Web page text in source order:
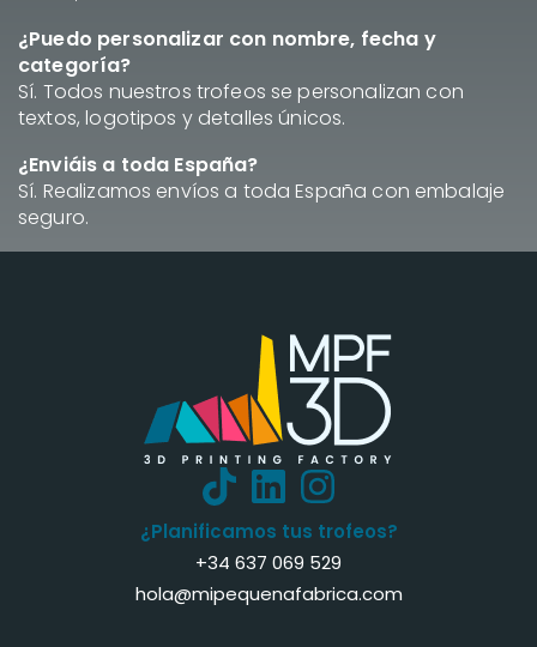
¿Puedo personalizar con nombre, fecha y
categoría?
Sí. Todos nuestros trofeos se personalizan con
textos, logotipos y detalles únicos.
¿Enviáis a toda España?
Sí. Realizamos envíos a toda España con embalaje
seguro.
¿Planificamos tus trofeos?
+34 637 069 529
hola@mipequenafabrica.com